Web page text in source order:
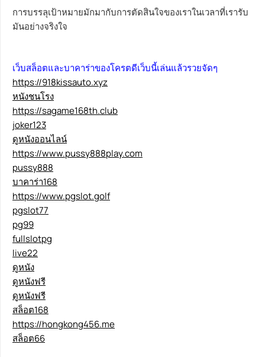
การบรรลุเป้าหมายมักมากับการตัดสินใจของเราในเวลาที่เรารับ
มันอย่างจริงใจ
เว็บสล็อตและบาคาร่าของโครตดีเว็บนี้เล่นแล้วรวยจัดๆ
https://918kissauto.xyz
หนังชนโรง
https://sagame168th.club
joker123
ดูหนังออนไลน์
https://www.pussy888play.com
pussy888
บาคาร่า168
https://www.pgslot.golf
pgslot77
pg99
fullslotpg
live22
ดูหนัง
ดูหนังฟรี
ดูหนังฟรี
สล็อต168
https://hongkong456.me
สล็อต66